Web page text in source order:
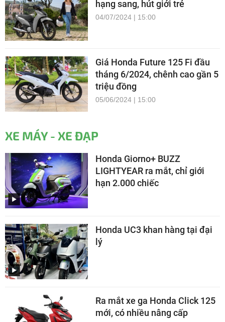
hạng sang, hút giới trẻ
04/07/2024 | 15:00
Giá Honda Future 125 Fi đầu
tháng 6/2024, chênh cao gần 5
triệu đồng
05/06/2024 | 15:00
XE MÁY - XE ĐẠP
Honda Giorno+ BUZZ
LIGHTYEAR ra mắt, chỉ giới
hạn 2.000 chiếc
Honda UC3 khan hàng tại đại
lý
Ra mắt xe ga Honda Click 125
mới, có nhiều nâng cấp